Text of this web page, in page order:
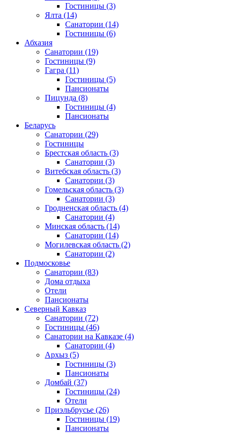
Гостиницы (3)
Ялта (14)
Санатории (14)
Гостиницы (6)
Абхазия
Санатории (19)
Гостиницы (9)
Гагра (11)
Гостиницы (5)
Пансионаты
Пицунда (8)
Гостиницы (4)
Пансионаты
Беларусь
Санатории (29)
Гостиницы
Брестская область (3)
Санатории (3)
Витебская область (3)
Санатории (3)
Гомельская область (3)
Санатории (3)
Гродненская область (4)
Санатории (4)
Минская область (14)
Санатории (14)
Могилевская область (2)
Санатории (2)
Подмосковье
Санатории (83)
Дома отдыха
Отели
Пансионаты
Северный Кавказ
Санатории (72)
Гостиницы (46)
Санатории на Кавказе (4)
Санатории (4)
Архыз (5)
Гостиницы (3)
Пансионаты
Домбай (37)
Гостиницы (24)
Отели
Приэльбрусье (26)
Гостиницы (19)
Пансионаты